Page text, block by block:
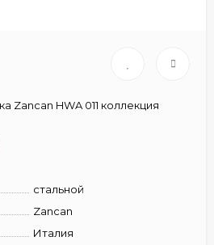
Zancan HWA 011 коллекция
стальной
Zancan
Италия